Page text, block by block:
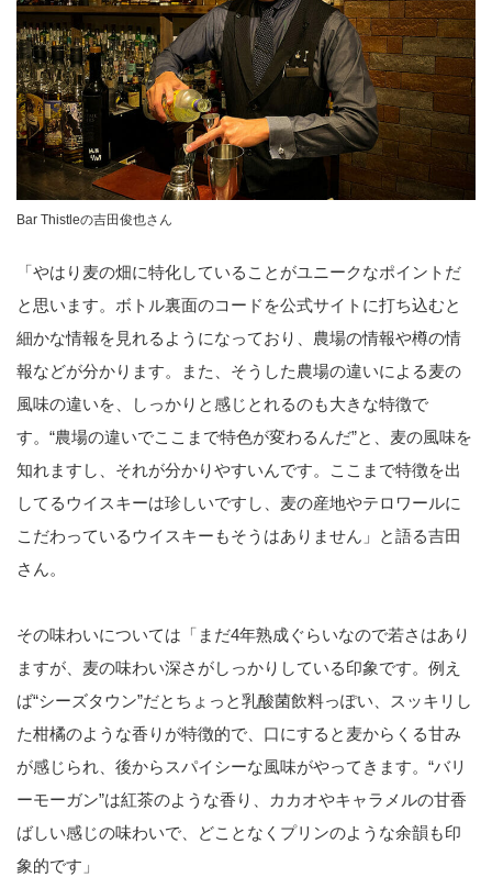
Bar Thistleの吉田俊也さん
「やはり麦の畑に特化していることがユニークなポイントだ
と思います。ボトル裏面のコードを公式サイトに打ち込むと
細かな情報を見れるようになっており、農場の情報や樽の情
報などが分かります。また、そうした農場の違いによる麦の
風味の違いを、しっかりと感じとれるのも大きな特徴で
す。“農場の違いでここまで特色が変わるんだ”と、麦の風味を
知れますし、それが分かりやすいんです。ここまで特徴を出
してるウイスキーは珍しいですし、麦の産地やテロワールに
こだわっているウイスキーもそうはありません」と語る吉田
さん。
その味わいについては「まだ4年熟成ぐらいなので若さはあり
ますが、麦の味わい深さがしっかりしている印象です。例え
ば“シーズタウン”だとちょっと乳酸菌飲料っぽい、スッキリし
た柑橘のような香りが特徴的で、口にすると麦からくる甘み
が感じられ、後からスパイシーな風味がやってきます。“バリ
ーモーガン”は紅茶のような香り、カカオやキャラメルの甘香
ばしい感じの味わいで、どことなくプリンのような余韻も印
象的です」